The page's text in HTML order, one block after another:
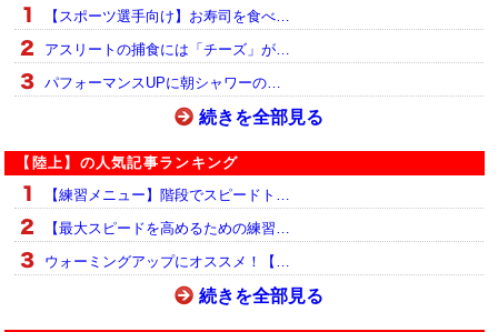
【スポーツ選手向け】お寿司を食べ…
アスリートの捕食には「チーズ」が…
パフォーマンスUPに朝シャワーの…
続きを全部見る
【陸上】の人気記事ランキング
【練習メニュー】階段でスピードト…
【最大スピードを高めるための練習…
ウォーミングアップにオススメ！【…
続きを全部見る